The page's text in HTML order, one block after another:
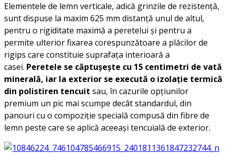
Elementele de lemn verticale, adică grinzile de rezistență,
sunt dispuse la maxim 625 mm distanță unul de altul,
pentru o rigiditate maximă a peretelui și pentru a
permite ulterior fixarea corespunzătoare a plăcilor de
rigips care constituie suprafața interioară a
casei. Peretele se căptușește cu 15 centimetri de vată
minerală, iar la exterior se execută o izolație termică
din polistiren tencuit sau, în cazurile opțiunilor
premium un pic mai scumpe decât standardul, din
panouri cu o compoziție specială compusă din fibre de
lemn peste care se aplică aceeași tencuială de exterior.